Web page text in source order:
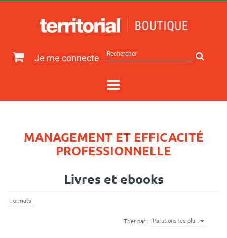
Je me connecte
sur
MANAGEMENT ET EFFICACITÉ
PROFESSIONNELLE
Livres et ebooks
Formats
Trier par : Parutions les plu…